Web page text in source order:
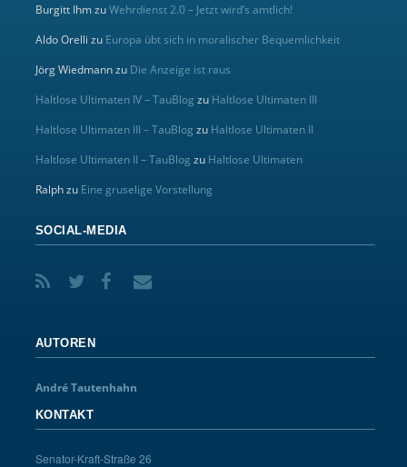
Burgitt IhmzuWehrdienst 2.0 – Jetzt wird’s amtlich!
Aldo Orelli zu Europa übt sich in moralischer Bequemlichkeit
Jörg Wiedmannzu Die Anzeige ist raus
Haltlose Ultimaten IV – TauBlog zu Haltlose Ultimaten III
Haltlose Ultimaten III – TauBlog zu Haltlose Ultimaten II
Haltlose Ultimaten II – TauBlog zu Haltlose Ultimaten
Ralphzu Eine gruselige Vorstellung
SOCIAL-MEDIA
AUTOREN
André Tautenhahn
KONTAKT
Senator-Kraft-Straße 26